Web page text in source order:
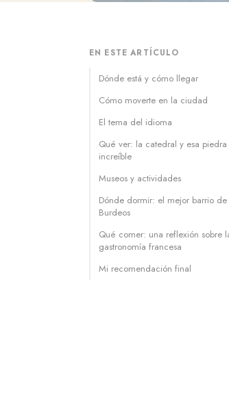
EN ESTE ARTÍCULO
Dónde está y cómo llegar
Cómo moverte en la ciudad
El tema del idioma
Qué ver: la catedral y esa piedra
increíble
Museos y actividades
Dónde dormir: el mejor barrio de
Burdeos
Qué comer: una reflexión sobre
gastronomía francesa
Mi recomendación final